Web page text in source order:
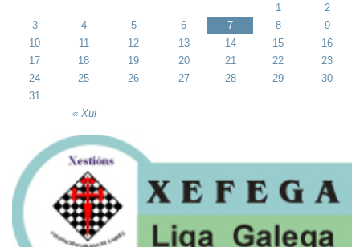
« Xul
1
2
3
4 5 6 7 8
9
10
11 12 13 14 15
16
17
18 19 20 21 22
23
24
25 26 27 28 29
30
31